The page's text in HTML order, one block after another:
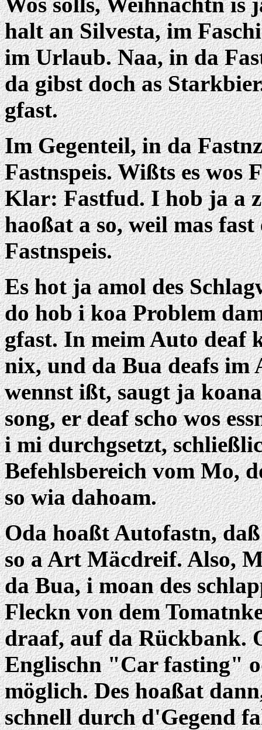
halt an Silvesta, im
im Urlaub. Naa, in da
da gibst doch as
gfast.
Im Gegenteil, in da
Fastnspeis. Wißts es wos
Klar: Fastfud. I hob ja a
haoßat a so, weil mas
Fastnspeis.
Es hot ja amol des
do hob i koa Problem
gfast. In meim Auto deaf
nix, und da Bua deafs im
wennst ißt, saugt ja
song, er deaf scho wos
i mi durchgsetzt,
Befehlsbereich vom Mo,
so wia dahoam.
Oda hoaßt Autofastn,
so a Art Mäcdreif. Also,
da Bua, i moan des
Fleckn von dem
draaf, auf da Rückbank.
Englischn "Car fasting"
möglich. Des hoaßat
schnell durch d'Gegend